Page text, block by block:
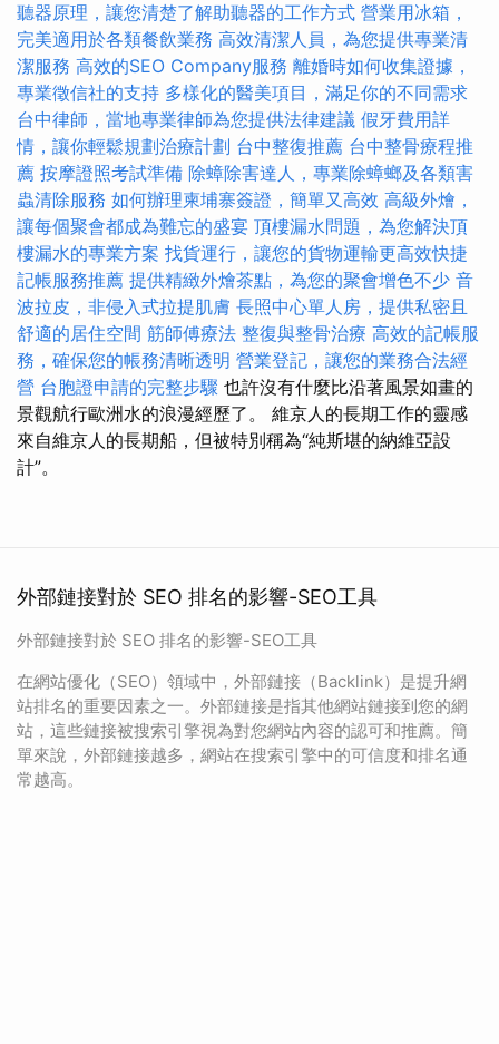
聽器原理，讓您清楚了解助聽器的工作方式 營業用冰箱，
完美適用於各類餐飲業務 高效清潔人員，為您提供專業清
潔服務 高效的SEO Company服務 離婚時如何收集證據，
專業徵信社的支持 多樣化的醫美項目，滿足你的不同需求
台中律師，當地專業律師為您提供法律建議 假牙費用詳
情，讓你輕鬆規劃治療計劃 台中整復推薦 台中整骨療程推
薦 按摩證照考試準備 除蟑除害達人，專業除蟑螂及各類害
蟲清除服務 如何辦理柬埔寨簽證，簡單又高效 高級外燴，
讓每個聚會都成為難忘的盛宴 頂樓漏水問題，為您解決頂
樓漏水的專業方案 找貨運行，讓您的貨物運輸更高效快捷
記帳服務推薦 提供精緻外燴茶點，為您的聚會增色不少 音
波拉皮，非侵入式拉提肌膚 長照中心單人房，提供私密且
舒適的居住空間 筋師傅療法 整復與整骨治療 高效的記帳服
務，確保您的帳務清晰透明 營業登記，讓您的業務合法經
營 台胞證申請的完整步驟 也許沒有什麼比沿著風景如畫的
景觀航行歐洲水的浪漫經歷了。 維京人的長期工作的靈感
來自維京人的長期船，但被特別稱為“純斯堪的納維亞設
計”。
外部鏈接對於 SEO 排名的影響-SEO工具
外部鏈接對於 SEO 排名的影響-SEO工具
在網站優化（SEO）領域中，外部鏈接（Backlink）是提升網
站排名的重要因素之一。外部鏈接是指其他網站鏈接到您的網
站，這些鏈接被搜索引擎視為對您網站內容的認可和推薦。簡
單來說，外部鏈接越多，網站在搜索引擎中的可信度和排名通
常越高。